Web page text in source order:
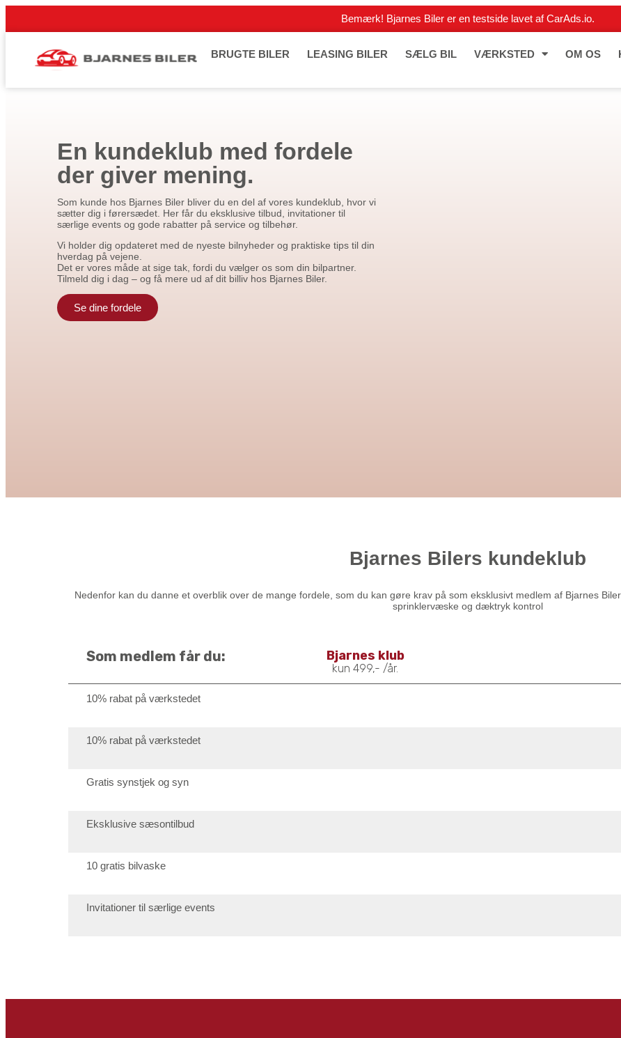
Bemærk! Bjarnes Biler er en testside lavet af CarAds.io.
BRUGTE BILER LEASING BILER SÆLG BIL VÆRKSTED OM OS
En kundeklub med fordele
der giver mening.
Som kunde hos Bjarnes Biler bliver du en del af vores kundeklub, hvor vi
sætter dig i førersædet. Her får du eksklusive tilbud, invitationer til
særlige events og gode rabatter på service og tilbehør.
Vi holder dig opdateret med de nyeste bilnyheder og praktiske tips til din
hverdag på vejene.
Det er vores måde at sige tak, fordi du vælger os som din bilpartner.
Tilmeld dig i dag – og få mere ud af dit billiv hos Bjarnes Biler.
Se dine fordele
Bjarnes Bilers kundeklub
Nedenfor kan du danne et overblik over de mange fordele, som du kan gøre krav på som eksklusivt medlem af Bjarnes
sprinklervæske og dæktryk kontrol
Som medlem får du: Bjarnes klub
kun 499,- /år.
10% rabat på værkstedet
10% rabat på værkstedet
Gratis synstjek og syn
Eksklusive sæsontilbud
10 gratis bilvaske
Invitationer til særlige events